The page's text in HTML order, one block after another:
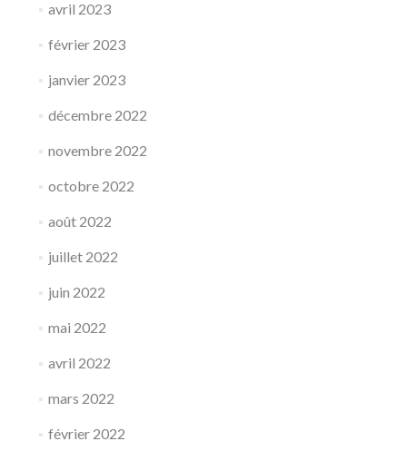
avril 2023
février 2023
janvier 2023
décembre 2022
novembre 2022
octobre 2022
août 2022
juillet 2022
juin 2022
mai 2022
avril 2022
mars 2022
février 2022